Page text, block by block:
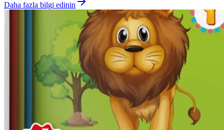
Daha fazla bilgi edinin